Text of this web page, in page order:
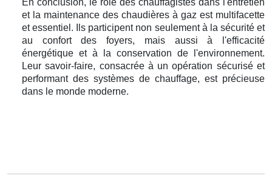
En conclusion, le rôle des chauffagistes dans l'entretien
et la maintenance des chaudières à gaz est multifacette
et essentiel. Ils participent non seulement à la sécurité et
au confort des foyers, mais aussi à l'efficacité
énergétique et à la conservation de l'environnement.
Leur savoir-faire, consacrée à un opération sécurisé et
performant des systèmes de chauffage, est précieuse
dans le monde moderne.